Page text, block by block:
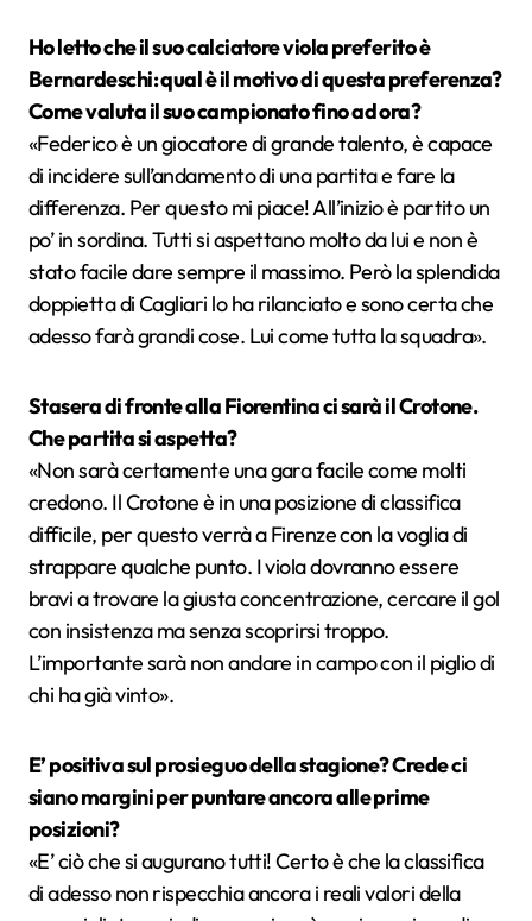
Ho letto che il suo calciatore viola preferito è
Bernardeschi: qual è il motivo di questa preferenza?
Come valuta il suo campionato fino ad ora?
«Federico è un giocatore di grande talento, è capace
di incidere sull’andamento di una partita e fare la
differenza. Per questo mi piace! All’inizio è partito un
po’ in sordina. Tutti si aspettano molto da lui e non è
stato facile dare sempre il massimo. Però la splendida
doppietta di Cagliari lo ha rilanciato e sono certa che
adesso farà grandi cose. Lui come tutta la squadra».
Stasera di fronte alla Fiorentina ci sarà il Crotone.
Che partita si aspetta?
«Non sarà certamente una gara facile come molti
credono. Il Crotone è in una posizione di classifica
difficile, per questo verrà a Firenze con la voglia di
strappare qualche punto. I viola dovranno essere
bravi a trovare la giusta concentrazione, cercare il gol
con insistenza ma senza scoprirsi troppo.
L’importante sarà non andare in campo con il piglio di
chi ha già vinto».
E’ positiva sul prosieguo della stagione? Crede ci
siano margini per puntare ancora alle prime
posizioni?
«E’ ciò che si augurano tutti! Certo è che la classifica
di adesso non rispecchia ancora i reali valori della